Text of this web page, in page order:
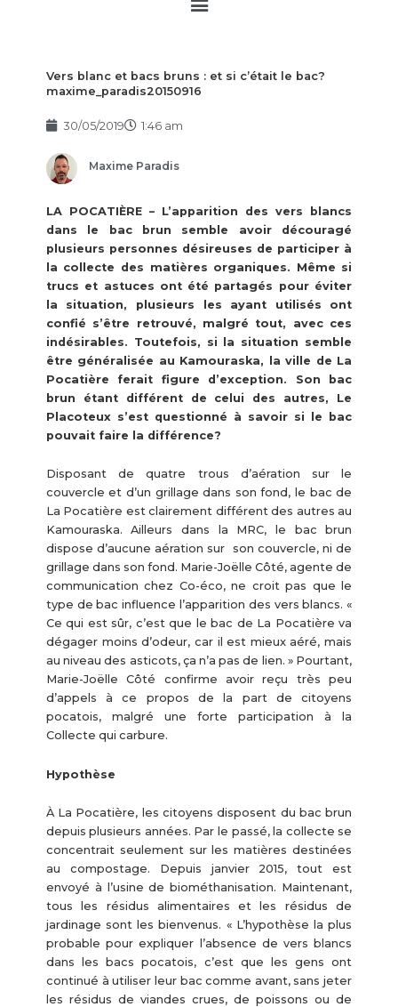
Vers blanc et bacs bruns : et si c’était le bac?
maxime_paradis20150916
30/05/2019 1:46 am
Maxime Paradis
LA POCATIÈRE – L’apparition des vers blancs
dans le bac brun semble avoir découragé
plusieurs personnes désireuses de participer à
la collecte des matières organiques. Même si
trucs et astuces ont été partagés pour éviter
la situation, plusieurs les ayant utilisés ont
confié s’être retrouvé, malgré tout, avec ces
indésirables. Toutefois, si la situation semble
être généralisée au Kamouraska, la ville de La
Pocatière ferait figure d’exception. Son bac
brun étant différent de celui des autres, Le
Placoteux s’est questionné à savoir si le bac
pouvait faire la différence?
Disposant de quatre trous d’aération sur le
couvercle et d’un grillage dans son fond, le bac de
La Pocatière est clairement différent des autres au
Kamouraska. Ailleurs dans la MRC, le bac brun
dispose d’aucune aération sur son couvercle, ni de
grillage dans son fond. Marie-Joëlle Côté, agente de
communication chez Co-éco, ne croit pas que le
type de bac influence l’apparition des vers blancs. «
Ce qui est sûr, c’est que le bac de La Pocatière va
dégager moins d’odeur, car il est mieux aéré, mais
au niveau des asticots, ça n’a pas de lien. » Pourtant,
Marie-Joëlle Côté confirme avoir reçu très peu
d’appels à ce propos de la part de citoyens
pocatois, malgré une forte participation à la
Collecte qui carbure.
Hypothèse
À La Pocatière, les citoyens disposent du bac brun
depuis plusieurs années. Par le passé, la collecte se
concentrait seulement sur les matières destinées
au compostage. Depuis janvier 2015, tout est
envoyé à l’usine de biométhanisation. Maintenant,
tous les résidus alimentaires et les résidus de
jardinage sont les bienvenus. « L’hypothèse la plus
probable pour expliquer l’absence de vers blancs
dans les bacs pocatois, c’est que les gens ont
continué à utiliser leur bac comme avant, sans jeter
les résidus de viandes crues, de poissons ou de